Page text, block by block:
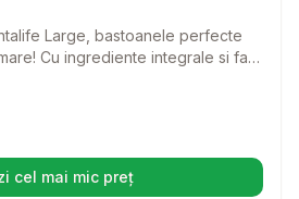
Large, bastoanele perfecte
Cu ingrediente integrale si fara
cel mai mic preț
(se deschide într-o filă nouă)